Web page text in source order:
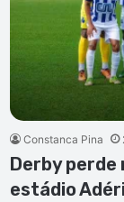
Constanca Pina
Derby perde
estádio